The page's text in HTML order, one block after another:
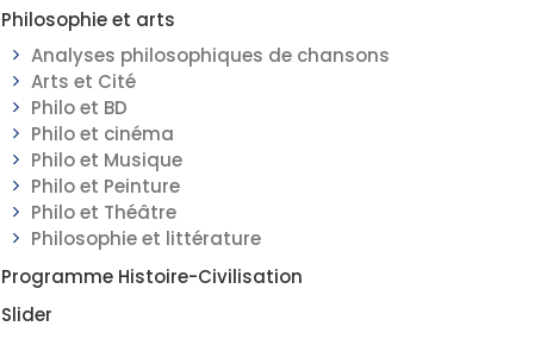
Philosophie et arts
Analyses philosophiques de chansons
Arts et Cité
Philo et BD
Philo et cinéma
Philo et Musique
Philo et Peinture
Philo et Théâtre
Philosophie et littérature
Programme Histoire-Civilisation
Slider